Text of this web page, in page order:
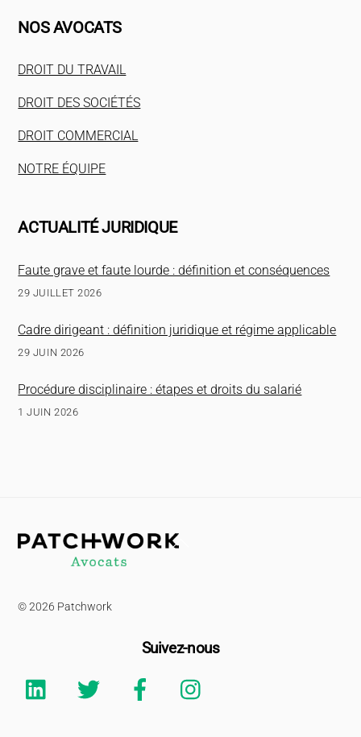
NOS AVOCATS
DROIT DU TRAVAIL
DROIT DES SOCIÉTÉS
DROIT COMMERCIAL
NOTRE ÉQUIPE
ACTUALITÉ JURIDIQUE
Faute grave et faute lourde : définition et conséquences
29 JUILLET 2026
Cadre dirigeant : définition juridique et régime applicable
29 JUIN 2026
Procédure disciplinaire : étapes et droits du salarié
1 JUIN 2026
© 2026 Patchwork
Suivez-nous
Linkedin Twitter Facebook